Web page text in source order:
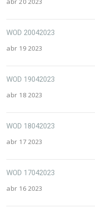
WOD 20042023
abr 19 2023
WOD 19042023
abr 18 2023
WOD 18042023
abr 17 2023
WOD 17042023
abr 16 2023